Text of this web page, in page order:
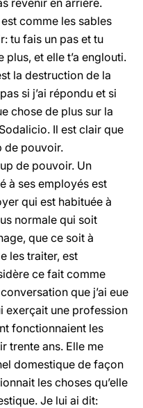
revenir en arrière.
comme les sables
tu fais un pas et tu
plus, et elle t’a englouti.
la destruction de la
si j’ai répondu et si
chose de plus sur la
Il est clair que
de pouvoir.
de pouvoir. Un
à ses employés est
qui est habituée à
normale qui soit
que ce soit à
les traiter, est
ce fait comme
que j’ai eue
exerçait une profession
fonctionnaient les
trente ans. Elle me
domestique de façon
les choses qu’elle
Je lui ai dit: